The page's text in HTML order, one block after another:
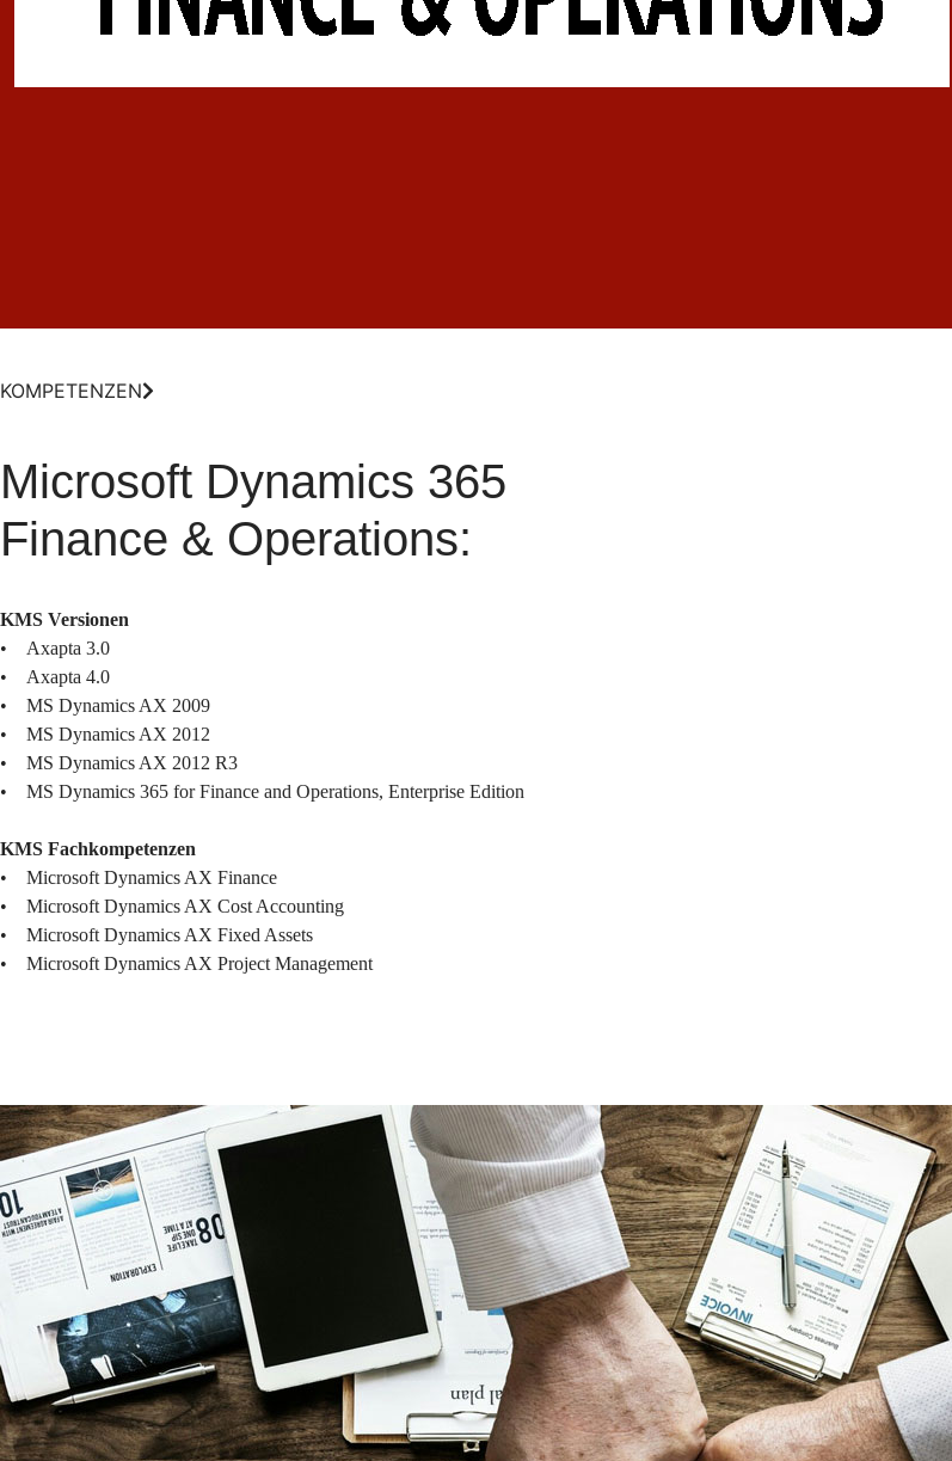
KOMPETENZEN
Microsoft Dynamics 365
Finance & Operations:
KMS Versionen
• Axapta 3.0
• Axapta 4.0
• MS Dynamics AX 2009
• MS Dynamics AX 2012
• MS Dynamics AX 2012 R3
• MS Dynamics 365 for Finance and Operations, Enterprise Edition
KMS Fachkompetenzen
• Microsoft Dynamics AX Finance
• Microsoft Dynamics AX Cost Accounting
• Microsoft Dynamics AX Fixed Assets
• Microsoft Dynamics AX Project Management